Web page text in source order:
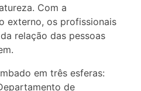
Com a
externo, os profissionais
relação das pessoas
em três esferas:
de